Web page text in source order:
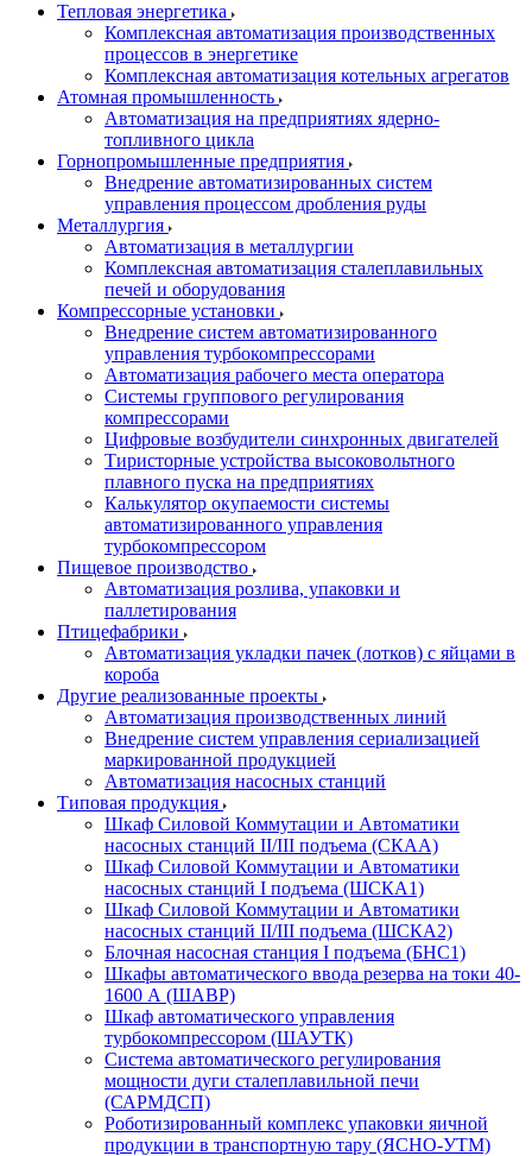
Тепловая энергетика
Комплексная автоматизация производственных
процессов в энергетике
Комплексная автоматизация котельных агрегатов
Атомная промышленность
Автоматизация на предприятиях ядерно-
топливного цикла
Горнопромышленные предприятия
Внедрение автоматизированных систем
управления процессом дробления руды
Металлургия
Автоматизация в металлургии
Комплексная автоматизация сталеплавильных
печей и оборудования
Компрессорные установки
Внедрение систем автоматизированного
управления турбокомпрессорами
Автоматизация рабочего места оператора
Системы группового регулирования
компрессорами
Цифровые возбудители синхронных двигателей
Тиристорные устройства высоковольтного
плавного пуска на предприятиях
Калькулятор окупаемости системы
автоматизированного управления
турбокомпрессором
Пищевое производство
Автоматизация розлива, упаковки и
паллетирования
Птицефабрики
Автоматизация укладки пачек (лотков) с яйцами в
короба
Другие реализованные проекты
Автоматизация производственных линий
Внедрение систем управления сериализацией
маркированной продукцией
Автоматизация насосных станций
Типовая продукция
Шкаф Силовой Коммутации и Автоматики
насосных станций II/III подъема (СКАА)
Шкаф Силовой Коммутации и Автоматики
насосных станций I подъема (ШСКА1)
Шкаф Силовой Коммутации и Автоматики
насосных станций II/III подъема (ШСКА2)
Блочная насосная станция I подъема (БНС1)
Шкафы автоматического ввода резерва на токи 40-
1600 А (ШАВР)
Шкаф автоматического управления
турбокомпрессором (ШАУТК)
Система автоматического регулирования
мощности дуги сталеплавильной печи
(САРМДСП)
Роботизированный комплекс упаковки яичной
продукции в транспортную тару (ЯСНО-УТМ)